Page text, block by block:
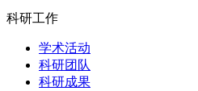
科研工作
学术活动
科研团队
科研成果